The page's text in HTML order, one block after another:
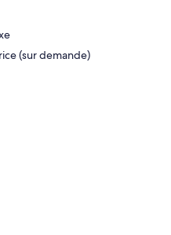
(sur demande)